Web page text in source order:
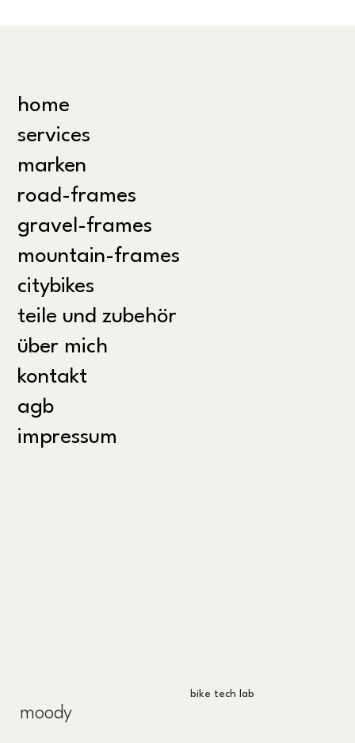
home
services
marken
road-frames
gravel-frames
mountain-frames
citybikes
teile und zubehör
über mich
kontakt
agb
impressum
moody
bike tech lab